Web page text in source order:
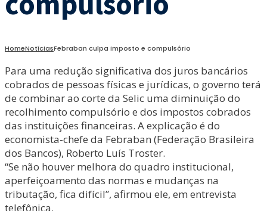
HomeNotíciasFebraban culpa imposto e compulsório
Para uma redução significativa dos juros bancários
cobrados de pessoas físicas e jurídicas, o governo terá
de combinar ao corte da Selic uma diminuição do
recolhimento compulsório e dos impostos cobrados
das instituições financeiras. A explicação é do
economista-chefe da Febraban (Federação Brasileira
dos Bancos), Roberto Luís Troster.
“Se não houver melhora do quadro institucional,
aperfeiçoamento das normas e mudanças na
tributação, fica difícil”, afirmou ele, em entrevista
telefônica.